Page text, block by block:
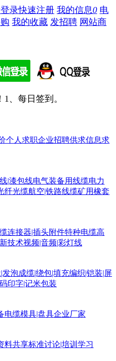
录快速注册 我的信息0 电
我的收藏 发招聘 网站商
1、每日签到。
个人求职企业招聘供求信息求
|漆包线电气装备用线缆电力
纤光缆航空|铁路线缆矿用橡套
连接器|插头附件特种电缆高
技术视频|音频|彩灯线
发泡成缆|绕包|填充编织|铠装|屏
印字|记米包装
电缆模具|盘具企业厂家
料共享标准讨论|培训学习